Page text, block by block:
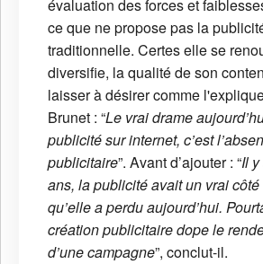
évaluation des forces et
ce que ne propose pas la
traditionnelle. Certes elle se
diversifie, la qualité de son
laisser à désirer comme
Brunet : “Le vrai drame
publicité sur internet, c’est
publicitaire”. Avant d’ajouter : “Il
ans, la publicité avait un vrai
qu’elle a perdu aujourd’hui.
création publicitaire dope le
d’une campagne”, conclut-il.